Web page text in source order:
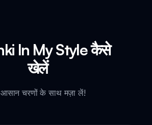
In My Style कैसे
खेलें
चरणों के साथ मज़ा लें!